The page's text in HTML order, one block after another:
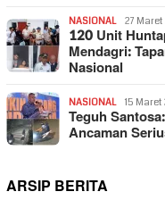
NASIONAL 27
120 Unit
Mendagri:
Nasional
NASIONAL 15 Maret
Teguh
Ancaman
ARSIP BERITA